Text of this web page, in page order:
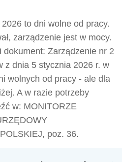
to dni wolne od pracy.
zarządzenie jest w mocy.
dokument: Zarządzenie nr 2
z dnia 5 stycznia 2026 r. w
wolnych od pracy - ale dla
A w razie potrzeby
w: MONITORZE
poz. 36.